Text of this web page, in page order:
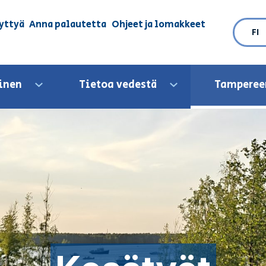
Anna palautetta Ohjeet ja lomakkeet
FI
Avaa valikkoTietoa vedestä Avaa valikko